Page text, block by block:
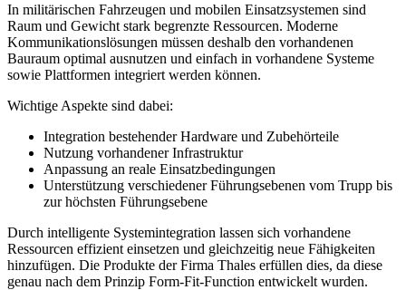
In militärischen Fahrzeugen und mobilen Einsatzsystemen sind
Raum und Gewicht stark begrenzte Ressourcen. Moderne
Kommunikationslösungen müssen deshalb den vorhandenen
Bauraum optimal ausnutzen und einfach in vorhandene Systeme
sowie Plattformen integriert werden können.
Wichtige Aspekte sind dabei:
Integration bestehender Hardware und Zubehörteile
Nutzung vorhandener Infrastruktur
Anpassung an reale Einsatzbedingungen
Unterstützung verschiedener Führungsebenen vom Trupp bis
zur höchsten Führungsebene
Durch intelligente Systemintegration lassen sich vorhandene
Ressourcen effizient einsetzen und gleichzeitig neue Fähigkeiten
hinzufügen. Die Produkte der Firma Thales erfüllen dies, da diese
genau nach dem Prinzip Form-Fit-Function entwickelt wurden.